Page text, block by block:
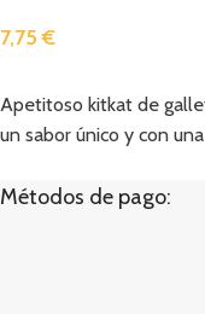
7,75€
Apetitoso kitkat de
un sabor único y con
Métodos de pago: